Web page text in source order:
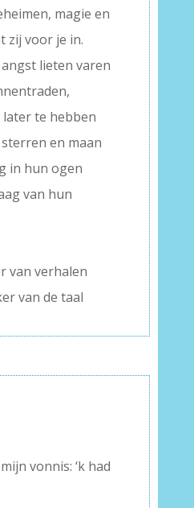
magie en
zij voor je in.
lieten varen
te hebben
en maan
in hun ogen
van hun
van verhalen
van de taal
vonnis: ‘k had